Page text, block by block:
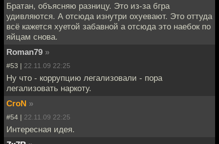
Братан, объясняю разницу. Это из-за бгра
удивляются. А отсюда изнутри охуевают. Это оттуда
всё кажется хуетой забавной а отсюда это наебок по
яйцам снова.
Roman79 »
#53 | 22.11.09 22:25
Ну что - коррупцию легализовали - пора
легализовать наркоту.
CroN »
#54 | 22.11.09 22:25
Интересная идея.